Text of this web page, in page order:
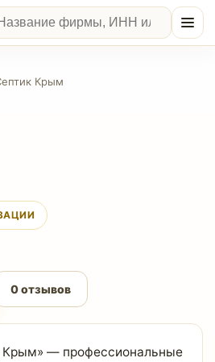
Крым
0 отзывов
Крым» — профессиональные